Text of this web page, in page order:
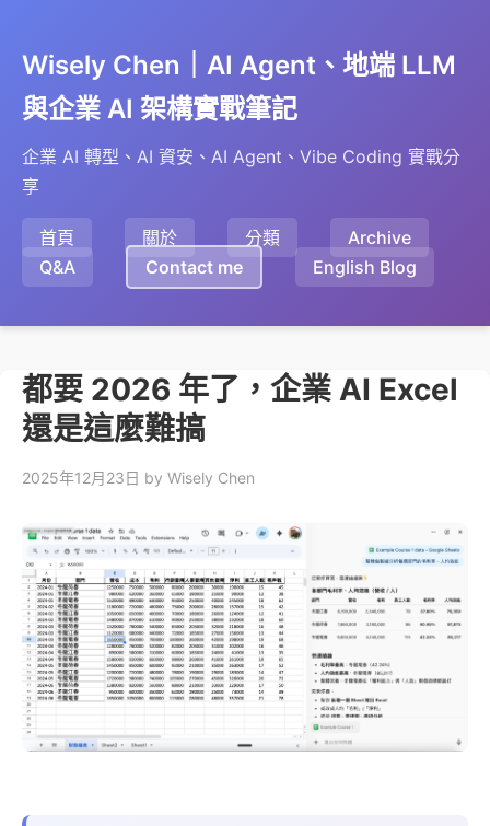
Wisely Chen｜AI Agent、地端 LLM
與企業 AI 架構實戰筆記
企業 AI 轉型、AI 資安、AI Agent、Vibe Coding 實戰分
享
首頁 關於 分類
Archive
Q&A
Contact me English Blog
都要 2026 年了，企業 AI Excel
還是這麼難搞
2025年12月23日 by Wisely Chen